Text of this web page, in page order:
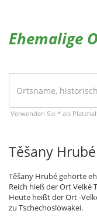
Ehemalige
Verwenden Sie * als
Těšany Hrubé
Těšany Hrubé gehörte
Reich hieß der Ort Velké
Heute heißt der Ort -
zu Tschechoslowakei.